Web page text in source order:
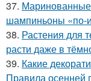
37.
шампиньоны «по-
38. Растения для
расти даже в
39. Какие
Правила осенней